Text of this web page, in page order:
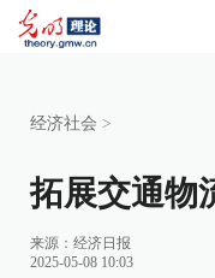
经济社会 >
拓展交通物
来源： 经济日报
2025-05-08 10:03